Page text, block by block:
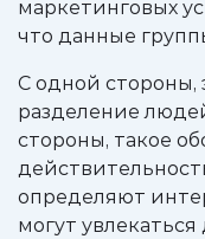
маркетинговых
что данные
С одной стороны,
разделение
стороны, такое
определяют
могут